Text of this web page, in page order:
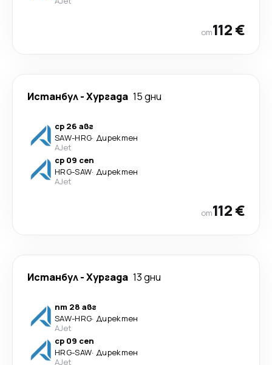
от112 €
Истанбул-Хургада 15 дни
ср 26 авг
SAW-HRG· Директен
AJet
ср 09 сеп
HRG-SAW· Директен
AJet
от112 €
Истанбул-Хургада 13 дни
пт 28 авг
SAW-HRG· Директен
AJet
ср 09 сеп
HRG-SAW· Директен
AJet